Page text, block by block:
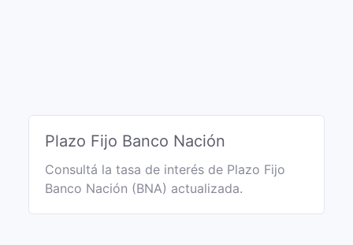
Plazo Fijo Banco Nación
Consultá la tasa de interés de Plazo Fijo
Banco Nación (BNA) actualizada.